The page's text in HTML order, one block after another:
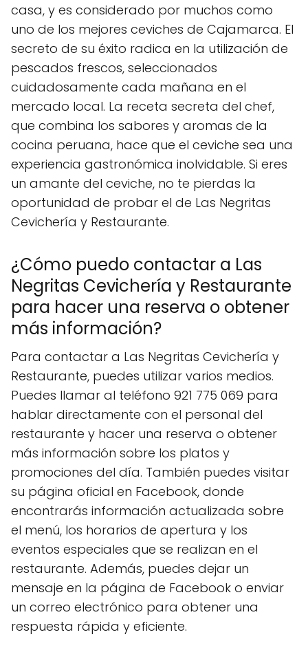
casa, y es considerado por muchos como
uno de los mejores ceviches de Cajamarca. El
secreto de su éxito radica en la utilización de
pescados frescos, seleccionados
cuidadosamente cada mañana en el
mercado local. La receta secreta del chef,
que combina los sabores y aromas de la
cocina peruana, hace que el ceviche sea una
experiencia gastronómica inolvidable. Si eres
un amante del ceviche, no te pierdas la
oportunidad de probar el de Las Negritas
Cevichería y Restaurante.
¿Cómo puedo contactar a Las
Negritas Cevichería y Restaurante
para hacer una reserva o obtener
más información?
Para contactar a Las Negritas Cevichería y
Restaurante, puedes utilizar varios medios.
Puedes llamar al teléfono 921 775 069 para
hablar directamente con el personal del
restaurante y hacer una reserva o obtener
más información sobre los platos y
promociones del día. También puedes visitar
su página oficial en Facebook, donde
encontrarás información actualizada sobre
el menú, los horarios de apertura y los
eventos especiales que se realizan en el
restaurante. Además, puedes dejar un
mensaje en la página de Facebook o enviar
un correo electrónico para obtener una
respuesta rápida y eficiente.